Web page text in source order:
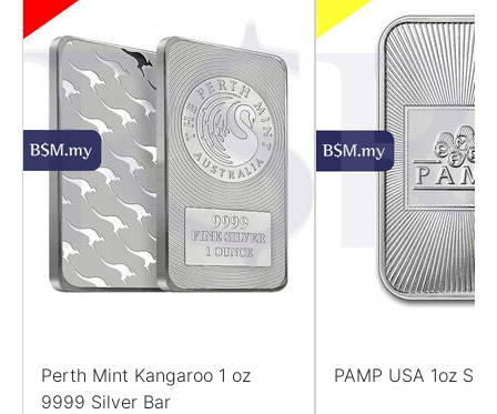
Perth Mint Kangaroo 1 oz
9999 Silver Bar
PAMP USA 1oz